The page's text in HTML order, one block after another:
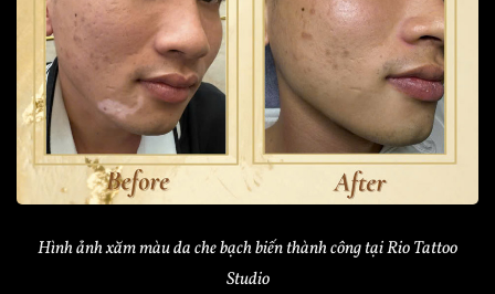
Hình ảnh xăm màu da che bạch biến thành công tại Rio Tattoo
Studio